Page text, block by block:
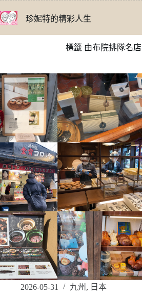
至
珍妮特的精彩人生
標籤由布院排隊名店
2026-05-31 九州 , 日本